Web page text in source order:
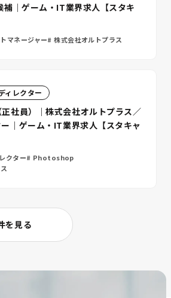
補｜ゲーム・IT業界求人【スタキ
マネージャー 株式会社オルトプラス
ィレクター
正社員）｜株式会社オルトプラス／
｜ゲーム・IT業界求人【スタキャ
クター
Photoshop
を見る